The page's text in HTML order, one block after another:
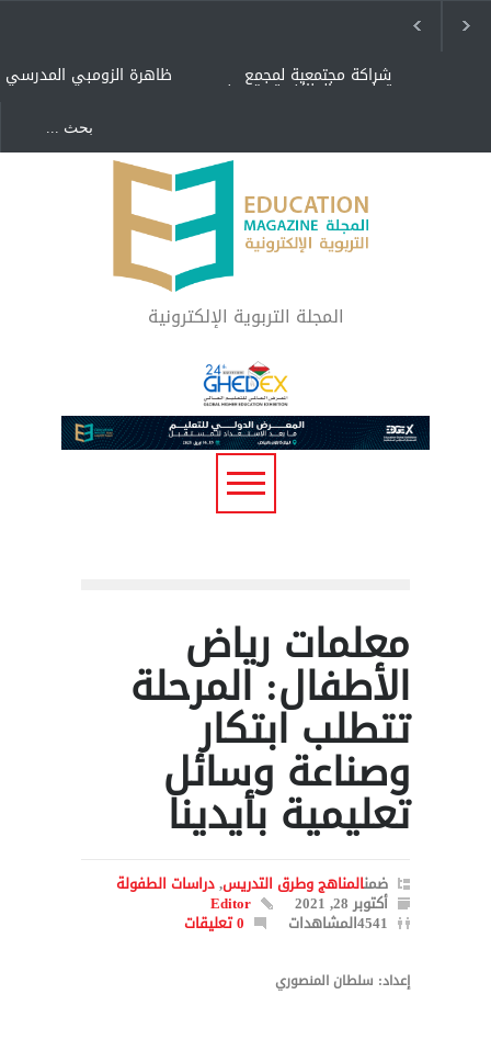
ظاهرة الزومبي المدرسي شراكة مجتمعية لمجمع
تعليمي بالطائف تستهدف
"كنت أنضرب ومافيني إلا
العافية" هل هذا مبرر
لاستمرار أسلوب التربية
المتوارث؟
لماذا تعد برامج توعية الأطفال
بخصوصية الجسد وقاية لا
فضول؟
المجلة التربوية الإلكترونية
معلمات رياض
الأطفال: المرحلة
تتطلب ابتكار
وصناعة وسائل
تعليمية بأيدينا
ضمنالمناهج وطرق التدريس,دراسات الطفولة
أكتوبر 28, 2021 Editor
4541المشاهدات 0 تعليقات
إعداد: سلطان المنصوري